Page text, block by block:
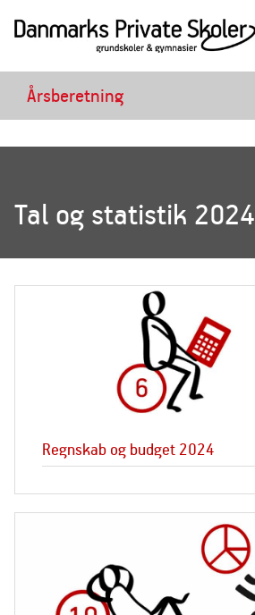
Årsberetning
Tal og statistik 2024
Regnskab og budget 2024